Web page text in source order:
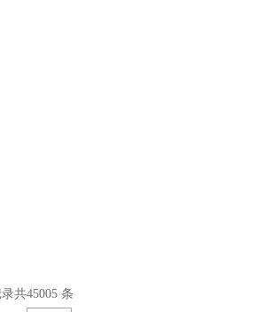
共45005 条